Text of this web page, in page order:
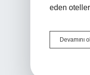
eden
Devamını